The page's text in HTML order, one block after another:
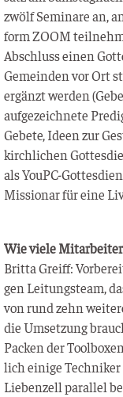
zwölf Semi­na­re an,
form ZOOM
Abschluss einen
Gemein­den vor Ort
ergänzt wer­den
auf­ge­zeich­ne­te
Gebe­te, Ideen zur
kirch­li­chen
als YouPC-
Mis­sio­nar für eine
Wie vie­le
Brit­ta Greiff:
gen Lei­tungs­team,
von rund zehn
die Umset­zung
Packen der
lich eini­ge Tech­ni­ker
Lie­ben­zell par­al­lel